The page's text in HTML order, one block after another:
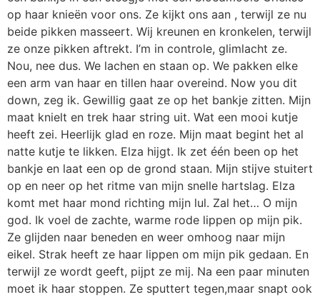
op haar knieën voor ons. Ze kijkt ons aan , terwijl ze nu
beide pikken masseert. Wij kreunen en kronkelen, terwijl
ze onze pikken aftrekt. I’m in controle, glimlacht ze.
Nou, nee dus. We lachen en staan op. We pakken elke
een arm van haar en tillen haar overeind. Now you dit
down, zeg ik. Gewillig gaat ze op het bankje zitten. Mijn
maat knielt en trek haar string uit. Wat een mooi kutje
heeft zei. Heerlijk glad en roze. Mijn maat begint het al
natte kutje te likken. Elza hijgt. Ik zet één been op het
bankje en laat een op de grond staan. Mijn stijve stuitert
op en neer op het ritme van mijn snelle hartslag. Elza
komt met haar mond richting mijn lul. Zal het… O mijn
god. Ik voel de zachte, warme rode lippen op mijn pik.
Ze glijden naar beneden en weer omhoog naar mijn
eikel. Strak heeft ze haar lippen om mijn pik gedaan. En
terwijl ze wordt geeft, pijpt ze mij. Na een paar minuten
moet ik haar stoppen. Ze sputtert tegen,maar snapt ook